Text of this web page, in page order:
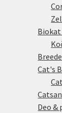
Cat's
Catsan
Deo &